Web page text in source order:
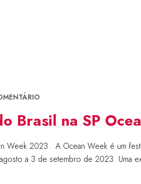
Brasil na SP
Week 2023 A Ocean Week é um
a 3 de setembro de 2023. Uma